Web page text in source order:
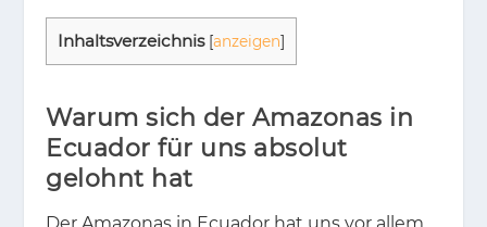
In­halts­ver­zeich­nis [anzeigen]
Warum sich der Amazonas in
Ecuador für uns absolut
gelohnt hat